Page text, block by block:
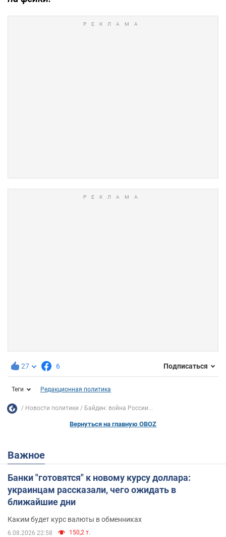
27 6 Подписаться
Теги Редакционная политика
Новости политики Байден: война России...
Вернуться на главную OBOZ
Важное
Банки "готовятся" к новому курсу доллара:
украинцам рассказали, чего ожидать в
ближайшие дни
Каким будет курс валюты в обменниках
6.08.2026 22:58 150,2 т.